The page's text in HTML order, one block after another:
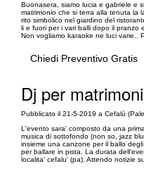
Buonasera, siamo lucia e gabriele e
matrimonio che si terra alla tenuta la
rito simbolico nel giardino del
li e fuori per i vari balli dopo il pranzo
Non vogliamo karaoke ne luci varie..
Chiedi Preventivo Gratis
Dj per
Pubblicato il 21-5-2019 a Cefalù
L'evento sara' composto da una
musica di sottofondo (non so, jazz
insieme una canzone per il ballo
per ballare in pista. La durata
localita' cefalu' (pa). Attendo notizie